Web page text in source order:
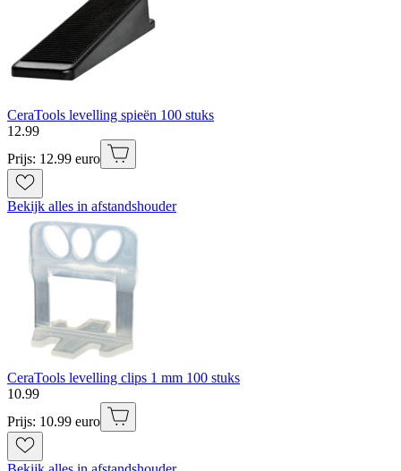
CeraTools levelling spieën 100 stuks
12.99
Prijs: 12.99 euro
Bekijk alles in afstandshouder
CeraTools levelling clips 1 mm 100 stuks
10.99
Prijs: 10.99 euro